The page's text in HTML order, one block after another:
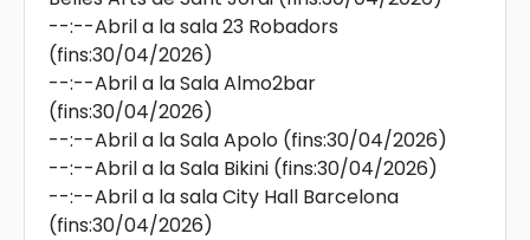
--:--Abril a la sala 23 Robadors
(fins:30/04/2026)
--:--Abril a la Sala Almo2bar
(fins:30/04/2026)
--:--Abril a la Sala Apolo (fins:30/04/2026)
--:--Abril a la Sala Bikini (fins:30/04/2026)
--:--Abril a la sala City Hall Barcelona
(fins:30/04/2026)